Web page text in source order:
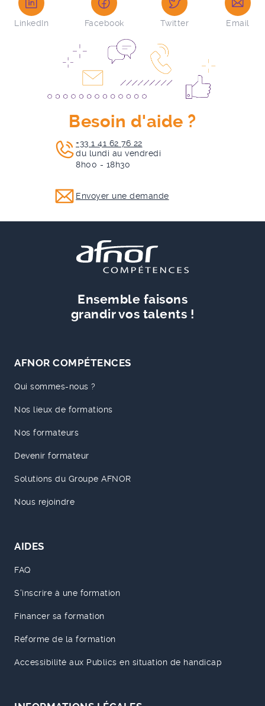
LinkedIn Facebook Twitter Email
Besoin d'aide ?
+33 1 41 62 76 22
du lundi au vendredi
8h00 - 18h30
Envoyer une demande
Ensemble faisons
grandir vos talents !
AFNOR COMPÉTENCES
Qui sommes-nous ?
Nos lieux de formations
Nos formateurs
Devenir formateur
Solutions du Groupe AFNOR
Nous rejoindre
AIDES
FAQ
S'inscrire à une formation
Financer sa formation
Réforme de la formation
Accessibilité aux Publics en situation de handicap